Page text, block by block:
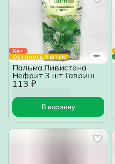
Хит
Осталось 9 штук
113 ₽
Пальма Ливистона
Нефрит 3 шт Гавриш
В корзину